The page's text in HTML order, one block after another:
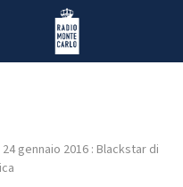
Radio Monte Carlo
24 gennaio 2016 : Blackstar di